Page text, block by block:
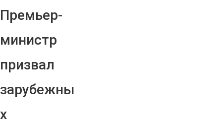
Премьер-
министр
призвал
зарубежны
х